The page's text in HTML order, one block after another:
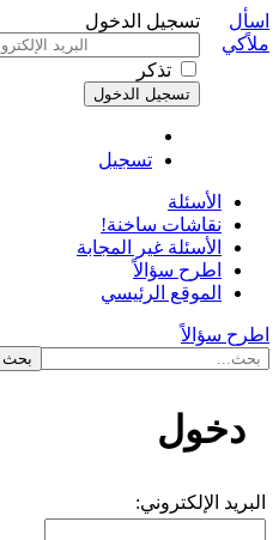
تسجيل الدخول
تذكر
تسجيل
اسأل
ملاًكي
الأسئلة
نقاشات ساخنة!
الأسئلة غير المجابة
اطرح سؤالاً
الموقع الرئيسي
اطرح سؤالاً
دخول
البريد الإلكتروني: